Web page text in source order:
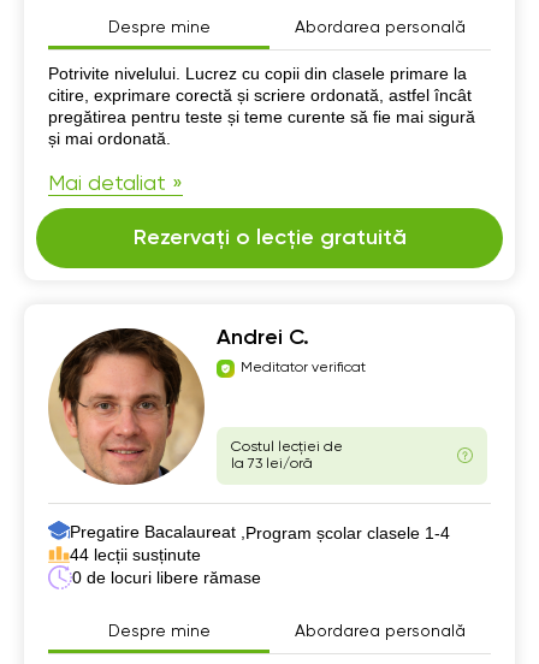
Despre mine Abordarea personală
Despre mine
Potrivite nivelului. Lucrez cu copii din clasele primare la
citire, exprimare corectă și scriere ordonată, astfel încât
pregătirea pentru teste și teme curente să fie mai sigură
și mai ordonată.
Mai detaliat »
Rezervați o lecție gratuită
Andrei C.
Meditator verificat
Costul lecției de
la 73 lei/oră
Pregatire Bacalaureat , Program școlar clasele 1-4
44 lecții susținute
0 de locuri libere rămase
Despre mine Abordarea personală